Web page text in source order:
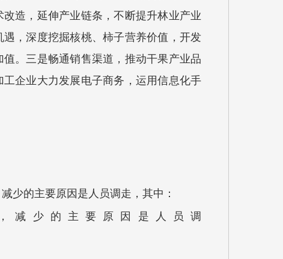
造，延伸产业链条，不断提升林业产业
，深度挖掘核桃、柿子营养价值，开发
。三是畅通销售渠道，推动干果产业品
企业大力发展电子商务，运用信息化手
少的主要原因是人员调走，其中：
减少的主要原因是人员调